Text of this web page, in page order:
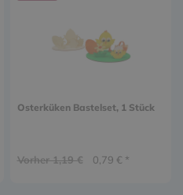
Osterküken Bastelset, 1 Stück
Vorher 1,19 € 0,79 € *